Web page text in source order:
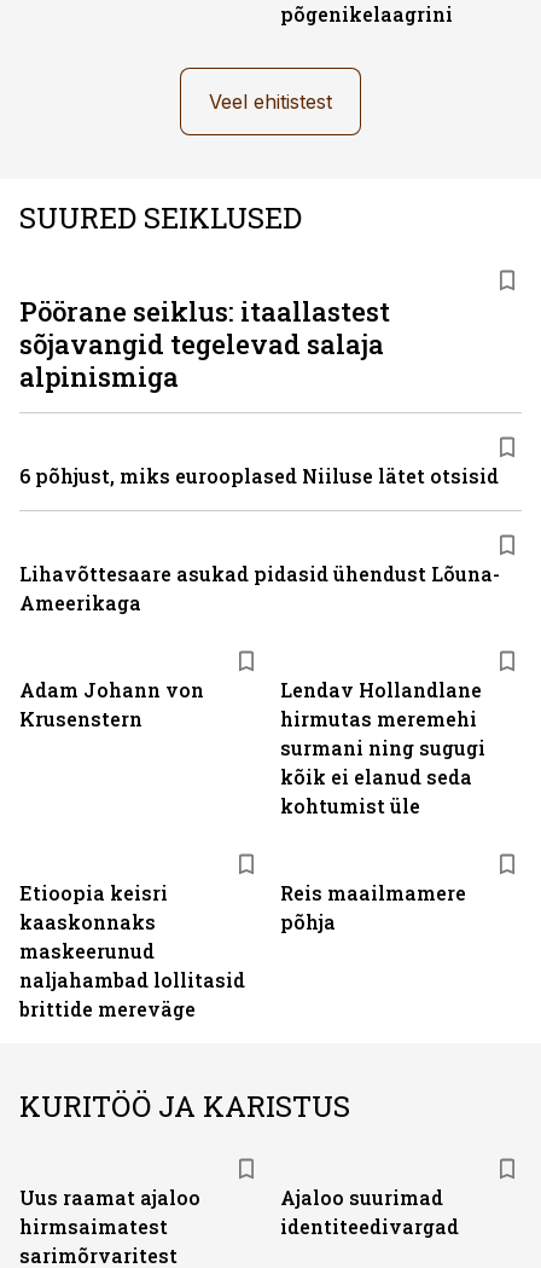
põgenikelaagrini
Veel ehitistest
SUURED SEIKLUSED
Adam Johann von
Krusenstern
Lendav Hollandlane
hirmutas meremehi
surmani ning sugugi
kõik ei elanud seda
kohtumist üle
Etioopia keisri
kaaskonnaks
maskeerunud
naljahambad lollitasid
brittide mereväge
Reis maailmamere
põhja
Pöörane seiklus: itaallastest
sõjavangid tegelevad salaja
alpinismiga
6 põhjust, miks eurooplased Niiluse lätet otsisid
Lihavõttesaare asukad pidasid ühendust Lõuna-
Ameerikaga
KURITÖÖ JA KARISTUS
Uus raamat ajaloo
hirmsaimatest
sarimõrvaritest
Ajaloo suurimad
identiteedivargad